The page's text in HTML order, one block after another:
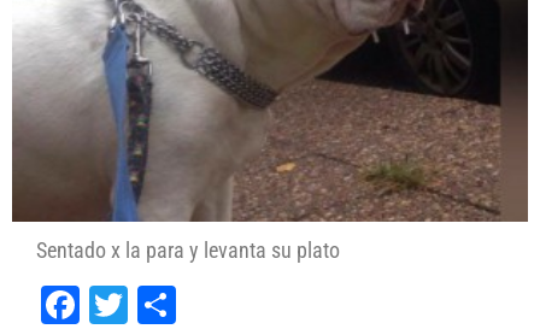
Sentado x la para y levanta su plato
Facebook
Twitter